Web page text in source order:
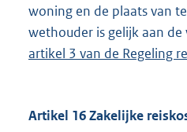
woning en de plaats van
wethouder is gelijk aan
artikel 3 van de Regeling
Artikel 16 Zakelijke